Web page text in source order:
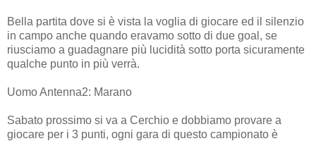
Bella partita dove si è vista la voglia di giocare ed il silenzio
in campo anche quando eravamo sotto di due goal, se
riusciamo a guadagnare più lucidità sotto porta sicuramente
qualche punto in più verrà.
Uomo Antenna2: Marano
Sabato prossimo si va a Cerchio e dobbiamo provare a
giocare per i 3 punti, ogni gara di questo campionato è